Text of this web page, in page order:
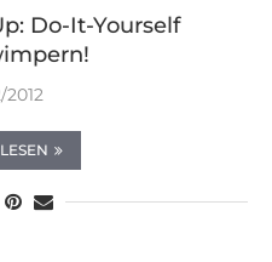
Do-It-Yourself
2012